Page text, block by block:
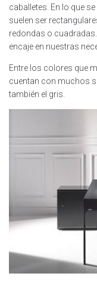
caballetes. En lo que
suelen ser
redondas o
encaje en nuestras
Entre los colores que
cuentan con muchos
también el gris.